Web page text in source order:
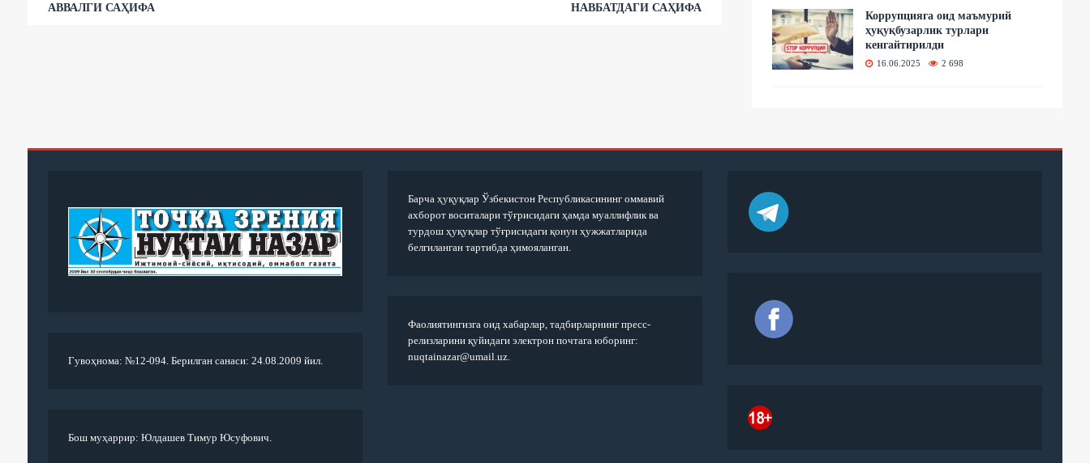
АВВАЛГИ САҲИФА НАВБАТДАГИ САҲИФА
Коррупцияга оид маъмурий
ҳуқуқбузарлик турлари
кенгайтирилди
16.06.2025 2 698
Гувоҳнома: №12-094. Берилган санаси: 24.08.2009 йил.
Бош муҳаррир: Юлдашев Тимур Юсуфович.
Барча ҳуқуқлар Ўзбекистон Республикасининг оммавий
ахборот воситалари тўғрисидаги ҳамда муаллифлик ва
турдош ҳуқуқлар тўғрисидаги қонун ҳужжатларида
белгиланган тартибда ҳимояланган.
Фаолиятингизга оид хабарлар, тадбирларнинг пресс-
релизларини қуйидаги электрон почтага юборинг:
nuqtainazar@umail.uz.